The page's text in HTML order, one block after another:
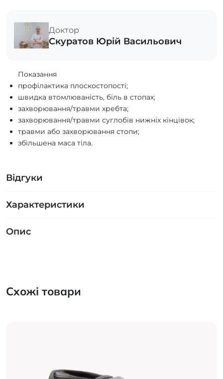
Доктор
Скуратов Юрій Васильович
Показання
профілактика плоскостопості;
швидка втомлюваність, біль в стопах;
захворювання/травми хребта;
захворювання/травми суглобів нижніх кінцівок;
травми або захворювання стопи;
збільшена маса тіла.
Відгуки
Характеристики
Опис
Схожі товари